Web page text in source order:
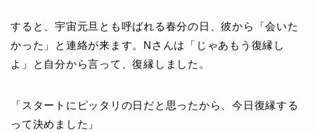
すると、宇宙元旦とも呼ばれる春分の日、彼から「会いた
かった」と連絡が来ます。Nさんは「じゃあもう復縁し
よ」と自分から言って、復縁しました。
「スタートにピッタリの日だと思ったから、今日復縁する
って決めました」